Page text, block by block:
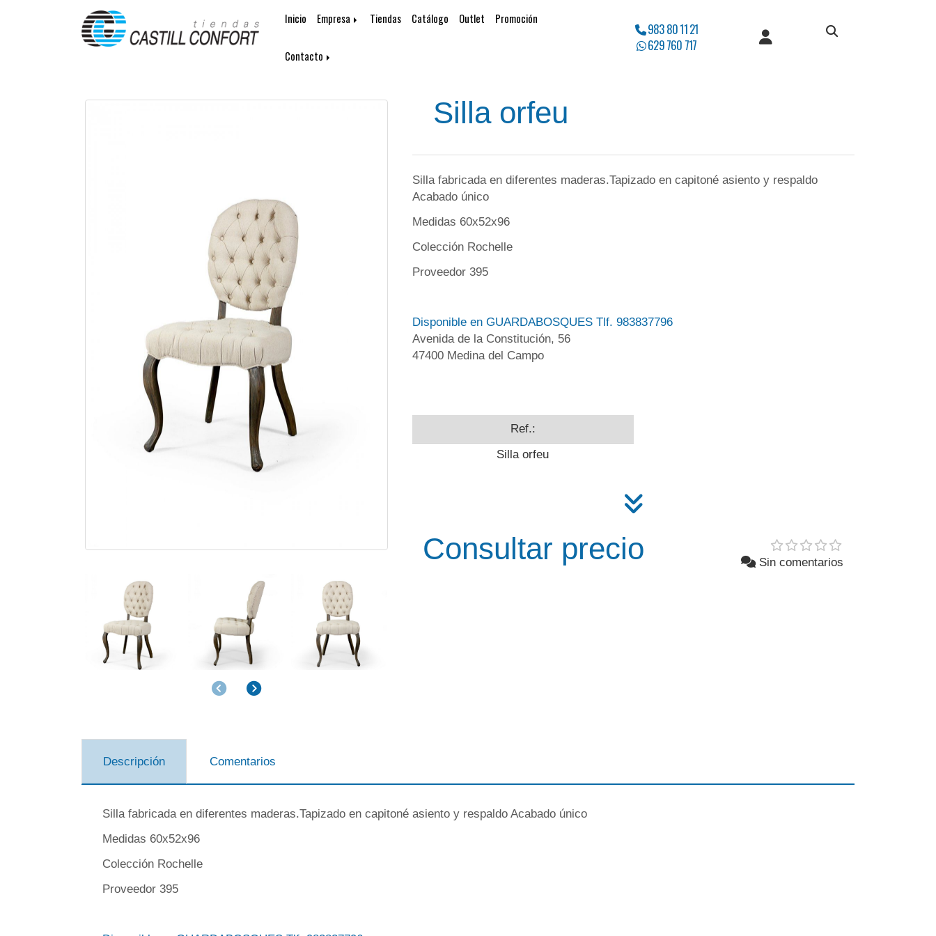
Inicio Empresa Tiendas Catálogo Outlet Promoción
Contacto
983 80 11 21
629 760 717
AnteriorSiguiente
Silla orfeu
Silla fabricada en diferentes maderas.Tapizado en capitoné asiento y respaldo
Acabado único
Medidas 60x52x96
Colección Rochelle
Proveedor 395
Disponible en GUARDABOSQUES Tlf. 983837796
Avenida de la Constitución, 56
47400 Medina del Campo
Ref.:
Silla orfeu
Consultar precio Sin comentarios
Descripción Comentarios
Silla fabricada en diferentes maderas.Tapizado en capitoné asiento y respaldo Acabado único
Medidas 60x52x96
Colección Rochelle
Proveedor 395